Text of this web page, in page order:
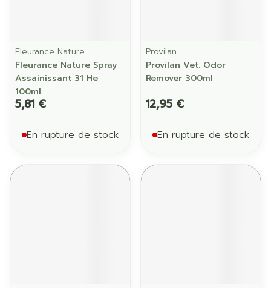
Fleurance Nature
Fleurance Nature Spray
Assainissant 31 He
100ml
5,81 €
En rupture de stock
Provilan
Provilan Vet. Odor
Remover 300ml
12,95 €
En rupture de stock